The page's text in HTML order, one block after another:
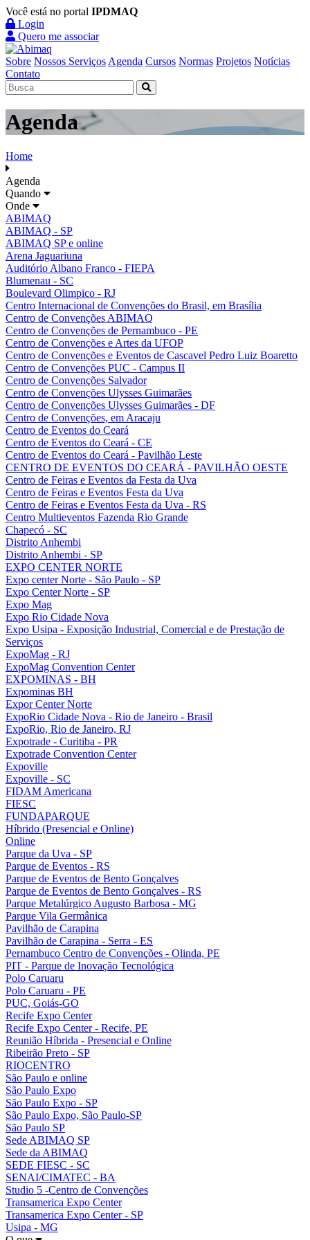
Você está no portal IPDMAQ
Login
Quero me associar
Sobre Nossos Serviços Agenda Cursos Normas Projetos Notícias
Contato
Agenda
Home
Agenda
Quando
Onde
ABIMAQ
ABIMAQ - SP
ABIMAQ SP e online
Arena Jaguariuna
Auditório Albano Franco - FIEPA
Blumenau - SC
Boulevard Olimpico - RJ
Centro Internacional de Convenções do Brasil, em Brasília
Centro de Convenções ABIMAQ
Centro de Convenções de Pernambuco - PE
Centro de Convenções e Artes da UFOP
Centro de Convenções e Eventos de Cascavel Pedro Luiz Boaretto
Centro de Convenções PUC - Campus II
Centro de Convenções Salvador
Centro de Convenções Ulysses Guimarães
Centro de Convenções Ulysses Guimarães - DF
Centro de Convenções, em Aracaju
Centro de Eventos do Ceará
Centro de Eventos do Ceará - CE
Centro de Eventos do Ceará - Pavilhão Leste
CENTRO DE EVENTOS DO CEARÁ - PAVILHÃO OESTE
Centro de Feiras e Eventos da Festa da Uva
Centro de Feiras e Eventos Festa da Uva
Centro de Feiras e Eventos Festa da Uva - RS
Centro Multieventos Fazenda Rio Grande
Chapecó - SC
Distrito Anhembi
Distrito Anhembi - SP
EXPO CENTER NORTE
Expo center Norte - São Paulo - SP
Expo Center Norte - SP
Expo Mag
Expo Rio Cidade Nova
Expo Usipa - Exposição Industrial, Comercial e de Prestação de
Serviços
ExpoMag - RJ
ExpoMag Convention Center
EXPOMINAS - BH
Expominas BH
Expor Center Norte
ExpoRio Cidade Nova - Rio de Janeiro - Brasil
ExpoRio, Rio de Janeiro, RJ
Expotrade - Curitiba - PR
Expotrade Convention Center
Expoville
Expoville - SC
FIDAM Americana
FIESC
FUNDAPARQUE
Híbrido (Presencial e Online)
Online
Parque da Uva - SP
Parque de Eventos - RS
Parque de Eventos de Bento Gonçalves
Parque de Eventos de Bento Gonçalves - RS
Parque Metalúrgico Augusto Barbosa - MG
Parque Vila Germânica
Pavilhão de Carapina
Pavilhão de Carapina - Serra - ES
Pernambuco Centro de Convenções - Olinda, PE
PIT - Parque de Inovação Tecnológica
Polo Caruaru
Polo Caruaru - PE
PUC, Goiás-GO
Recife Expo Center
Recife Expo Center - Recife, PE
Reunião Híbrida - Presencial e Online
Ribeirão Preto - SP
RIOCENTRO
São Paulo e online
São Paulo Expo
São Paulo Expo - SP
São Paulo Expo, São Paulo-SP
São Paulo SP
Sede ABIMAQ SP
Sede da ABIMAQ
SEDE FIESC - SC
SENAI/CIMATEC - BA
Studio 5 -Centro de Convenções
Transamerica Expo Center
Transamerica Expo Center - SP
Usipa - MG